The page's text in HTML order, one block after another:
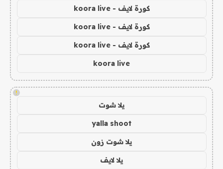
كورة لايف - koora live
كورة لايف - koora live
كورة لايف - koora live
koora live
!
يلا شوت
yalla shoot
يلا شوت زون
يلا لايف